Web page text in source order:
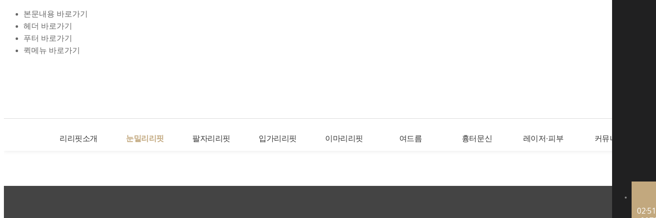
본문내용 바로가기
헤더 바로가기
푸터 바로가기
퀵메뉴 바로가기
리리핏소개 눈밑리리핏 팔자리리핏 입가리리핏 이마리리핏 여드름 흉터문신 레이저·피부 커뮤니티